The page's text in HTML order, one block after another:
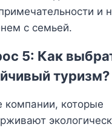
и
с семьей.
5: Как
туризм?
компании, которые